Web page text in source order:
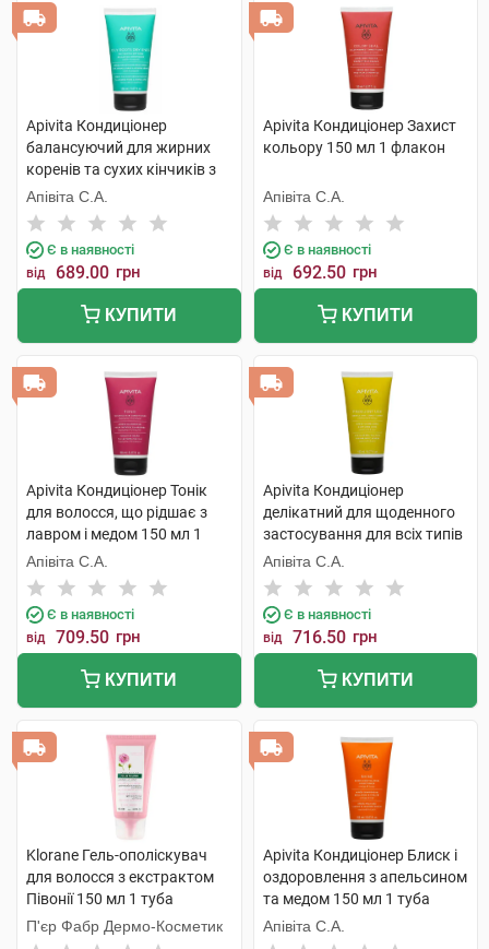
Apivita Кондиціонер
балансуючий для жирних
коренів та сухих кінчиків з
кропивою та прополісом 150
мл 1 туба
Апівіта С.А.
Є в наявності
від 689.00 грн
КУПИТИ
Apivita Кондиціонер Захист
кольору 150 мл 1 флакон
Апівіта С.А.
Є в наявності
від 692.50 грн
КУПИТИ
Apivita Кондиціонер Тонік
для волосся, що рідшає з
лавром і медом 150 мл 1
туба
Апівіта С.А.
Є в наявності
від 709.50 грн
КУПИТИ
Apivita Кондиціонер
делікатний для щоденного
застосування для всіх типів
волосся з ромашкою та
медом 150 мл 1 туба
Апівіта С.А.
Є в наявності
від 716.50 грн
КУПИТИ
Klorane Гель-ополіскувач
для волосся з екстрактом
Півонії 150 мл 1 туба
П'єр Фабр Дермо-Косметик
Apivita Кондиціонер Блиск і
оздоровлення з апельсином
та медом 150 мл 1 туба
Апівіта С.А.